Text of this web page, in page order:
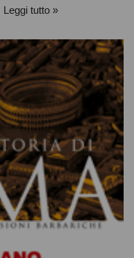
Leggi tutto »